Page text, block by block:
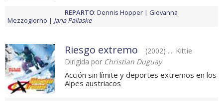
REPARTO: Dennis Hopper
Giovanna
Mezzogiorno
Jana Pallaske
Riesgo extremo
(2002) .... Kittie
Dirigida por Christian Duguay
Acción sin límite y deportes extremos en los
Alpes austriacos